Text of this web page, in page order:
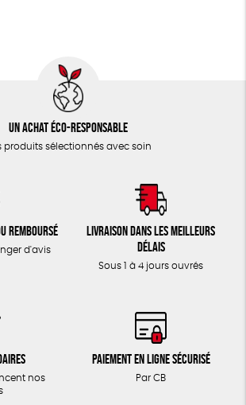
Un achat éco-responsable
produits sélectionnés avec soin
remboursé
d'avis
Livraison dans les meilleurs
délais
Sous 1 à 4 jours ouvrés
nos
Paiement en ligne sécurisé
Par CB